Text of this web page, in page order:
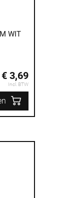
WIT
€ 3,69
Incl. BTW